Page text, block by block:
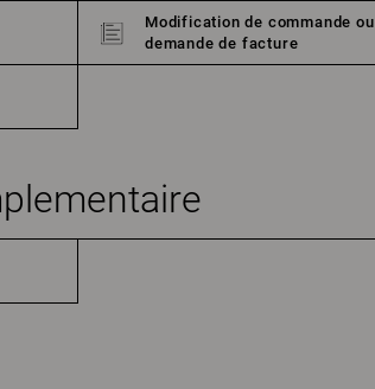
Modification de commande ou
demande de facture